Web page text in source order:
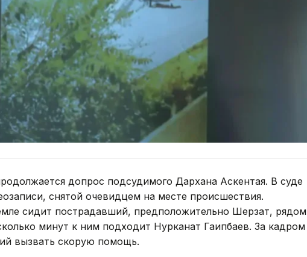
допрос подсудимого Дархана Аскентая. В суде
снятой очевидцем на месте происшествия.
сидит пострадавший, предположительно Шерзат, рядом
минут к ним подходит Нурканат Гаипбаев. За кадром
вызвать скорую помощь.